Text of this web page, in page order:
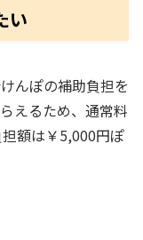
い
んぽの補助負担を
えるため、通常料
額は￥5,000円ぽ